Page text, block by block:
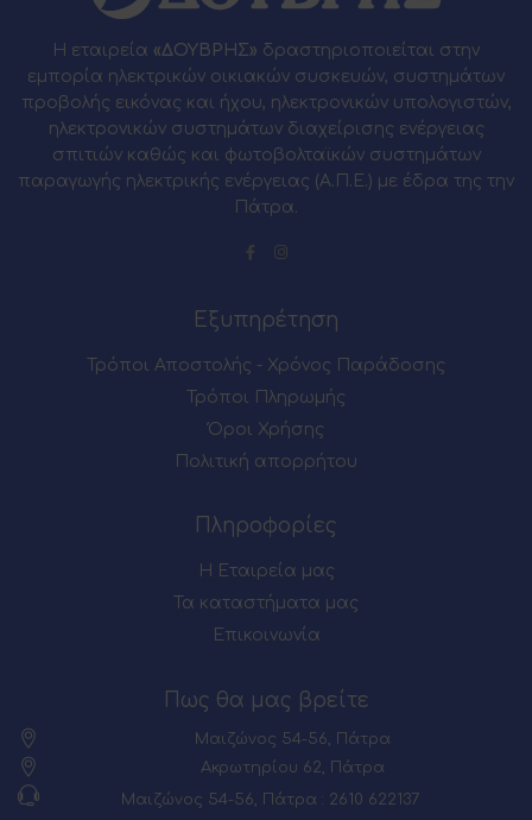
Η εταιρεία «ΔΟΥΒΡΗΣ» δραστηριοποιείται στην
εμπορία ηλεκτρικών οικιακών συσκευών, συστημάτων
προβολής εικόνας και ήχου, ηλεκτρονικών υπολογιστών,
ηλεκτρονικών συστημάτων διαχείρισης ενέργειας
σπιτιών καθώς και φωτοβολταϊκών συστημάτων
παραγωγής ηλεκτρικής ενέργειας (Α.Π.Ε.) με έδρα της την
Πάτρα.
Εξυπηρέτηση
Τρόποι Αποστολής - Χρόνος Παράδοσης
Τρόποι Πληρωμής
Όροι Χρήσης
Πολιτική απορρήτου
Πληροφορίες
Η Εταιρεία μας
Τα καταστήματα μας
Επικοινωνία
Πως θα μας βρείτε
Μαιζώνος 54-56, Πάτρα
Ακρωτηρίου 62, Πάτρα
Μαιζώνος 54-56, Πάτρα : 2610 622137